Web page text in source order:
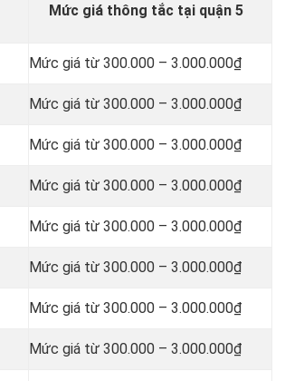
Mức giá thông tắc tại quận 5
Mức giá từ 300.000 – 3.000.000₫
Mức giá từ 300.000 – 3.000.000₫
Mức giá từ 300.000 – 3.000.000₫
Mức giá từ 300.000 – 3.000.000₫
Mức giá từ 300.000 – 3.000.000₫
Mức giá từ 300.000 – 3.000.000₫
Mức giá từ 300.000 – 3.000.000₫
Mức giá từ 300.000 – 3.000.000₫